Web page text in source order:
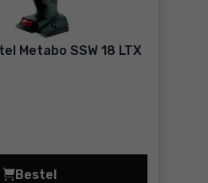
Metabo SSW 18 LTX
Bestel